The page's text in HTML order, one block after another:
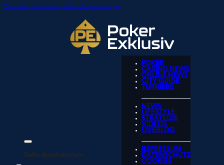
Zum Hauptinhalt springenZum Footer springen
Seite durchsuchen
POKER
CASINO NEWS
ONLINE NEWS
CITY GUIDE
TURNIERE
NEWS
LIFESTYLE
STRATEGIE
VIDEOS
LIVEBLOG
IMPRESSUM
DATENSCHUTZ
COOKIES